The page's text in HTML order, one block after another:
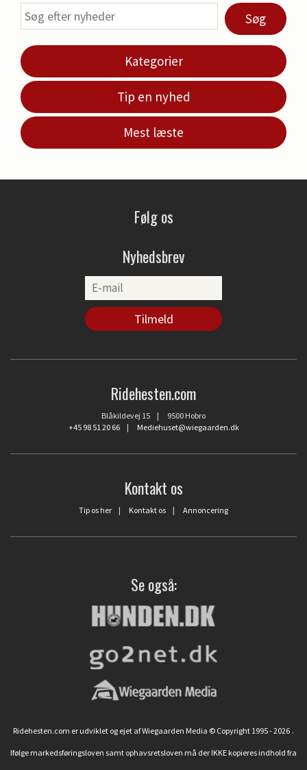
Søg
Kategorier
Tip en nyhed
Mest læste
Følg os
Nyhedsbrev
Ridehesten.com
Blåkildevej 15 | 9500 Hobro
+45 98 51 20 66| Mediehuset@wiegaarden.dk
Kontakt os
Tip os her | Kontakt os | Annoncering
Se også:
Ridehesten.com er udviklet og ejet af Wiegaarden Media © Copyright 1995 - 2026 .
Ifølge markedsføringsloven samt ophavsretsloven må der IKKE kopieres indhold fra